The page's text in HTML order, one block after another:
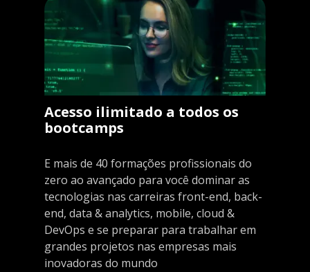
Acesso ilimitado a todos os
bootcamps
E mais de 40 formações profissionais do
zero ao avançado para você dominar as
tecnologias nas carreiras front-end, back-
end, data & analytics, mobile, cloud &
DevOps e se preparar para trabalhar em
grandes projetos nas empresas mais
inovadoras do mundo